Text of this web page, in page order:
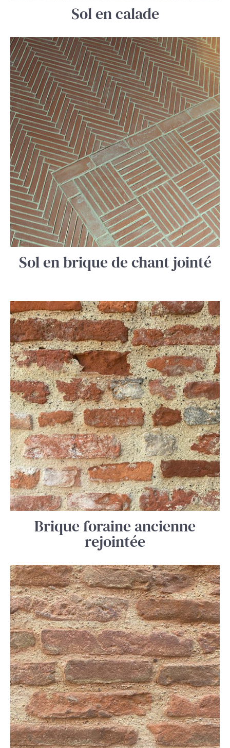
Sol en calade
Sol en brique de chant jointé
Brique foraine ancienne
rejointée